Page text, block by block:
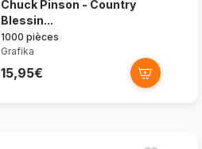
Chuck Pinson - Country
Blessin...
1000 pièces
Grafika
15,95€